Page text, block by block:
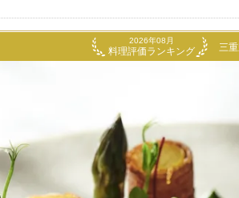
2026年08月
料理評価ランキング 三